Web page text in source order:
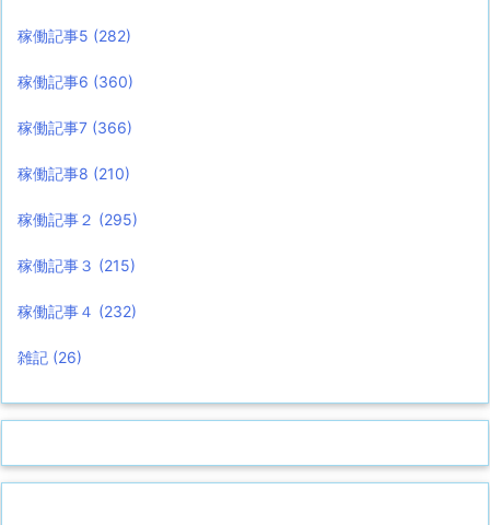
稼働記事5 (282)
稼働記事6 (360)
稼働記事7 (366)
稼働記事8 (210)
稼働記事２ (295)
稼働記事３ (215)
稼働記事４ (232)
雑記 (26)